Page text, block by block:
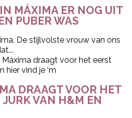
MÁXIMA ER NOG UIT
PUBER WAS
De stijlvolste vrouw van ons
DRAAGT VOOR HET
JURK VAN H&M EN